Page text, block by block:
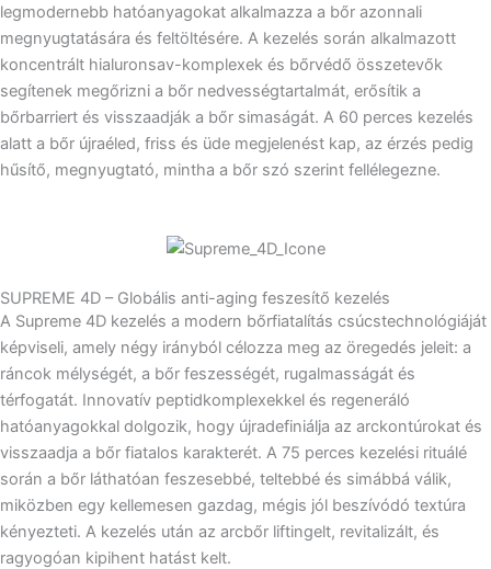
legmodernebb hatóanyagokat alkalmazza a bőr azonnali
megnyugtatására és feltöltésére. A kezelés során alkalmazott
koncentrált hialuronsav-komplexek és bőrvédő összetevők
segítenek megőrizni a bőr nedvességtartalmát, erősítik a
bőrbarriert és visszaadják a bőr simaságát. A 60 perces kezelés
alatt a bőr újraéled, friss és üde megjelenést kap, az érzés pedig
hűsítő, megnyugtató, mintha a bőr szó szerint fellélegezne.
SUPREME 4D – Globális anti-aging feszesítő kezelés
A Supreme 4D kezelés a modern bőrfiatalítás csúcstechnológiáját
képviseli, amely négy irányból célozza meg az öregedés jeleit: a
ráncok mélységét, a bőr feszességét, rugalmasságát és
térfogatát. Innovatív peptidkomplexekkel és regeneráló
hatóanyagokkal dolgozik, hogy újradefiniálja az arckontúrokat és
visszaadja a bőr fiatalos karakterét. A 75 perces kezelési rituálé
során a bőr láthatóan feszesebbé, teltebbé és simábbá válik,
miközben egy kellemesen gazdag, mégis jól beszívódó textúra
kényezteti. A kezelés után az arcbőr liftingelt, revitalizált, és
ragyogóan kipihent hatást kelt.